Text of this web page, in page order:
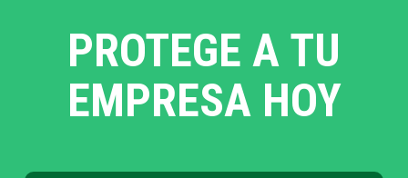
PROTEGE A TU
EMPRESA HOY